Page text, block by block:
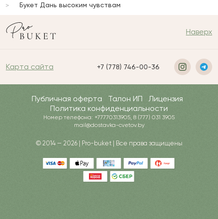
Букет Дань высоким чувствам
Наверх
Карта сайта +7 (778) 746-00-36
Публичная оферта Талон ИП
Лицензия
Политика конфиденциальности
Номер телефона: +77770313905, 8 (777) 031 3905
mail@dostavka-cvetov.by
© 2014 — 2026 | Pro-buket | Все права защищены